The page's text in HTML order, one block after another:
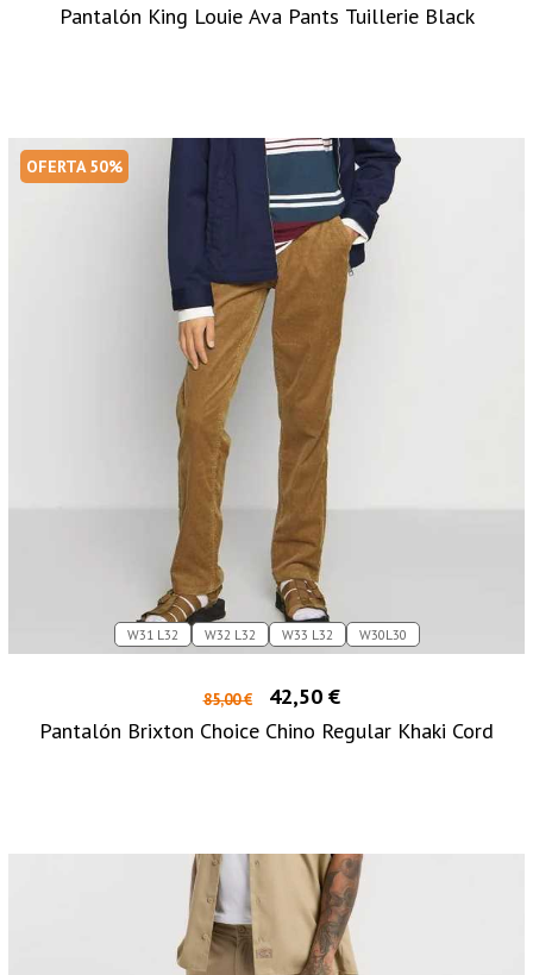
Pantalón King Louie Ava Pants Tuillerie Black
OFERTA 50%
W31 L32 W32 L32 W33 L32 W30L30
85,00 €
42,50 €
Pantalón Brixton Choice Chino Regular Khaki Cord